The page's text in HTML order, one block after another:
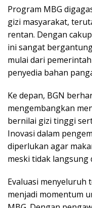
Program MBG
gizi masyarakat,
rentan. Dengan
ini sangat
mulai dari
penyedia bahan
Ke depan, BGN
mengembangkan
bernilai gizi tinggi
Inovasi dalam
diperlukan agar
meski tidak langsung
Evaluasi menyeluruh
menjadi momentum